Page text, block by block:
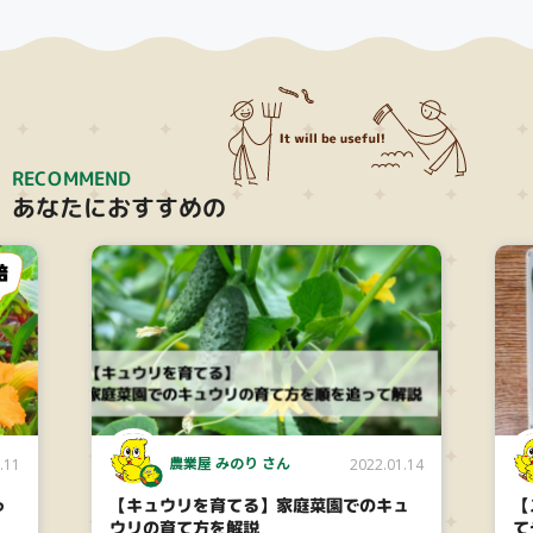
RECOMMEND
あなたにおすすめの
農業屋 みのり さん 2022.01.14
【キュウリを育てる】家庭菜園でのキュ
ウリの育て方を解説